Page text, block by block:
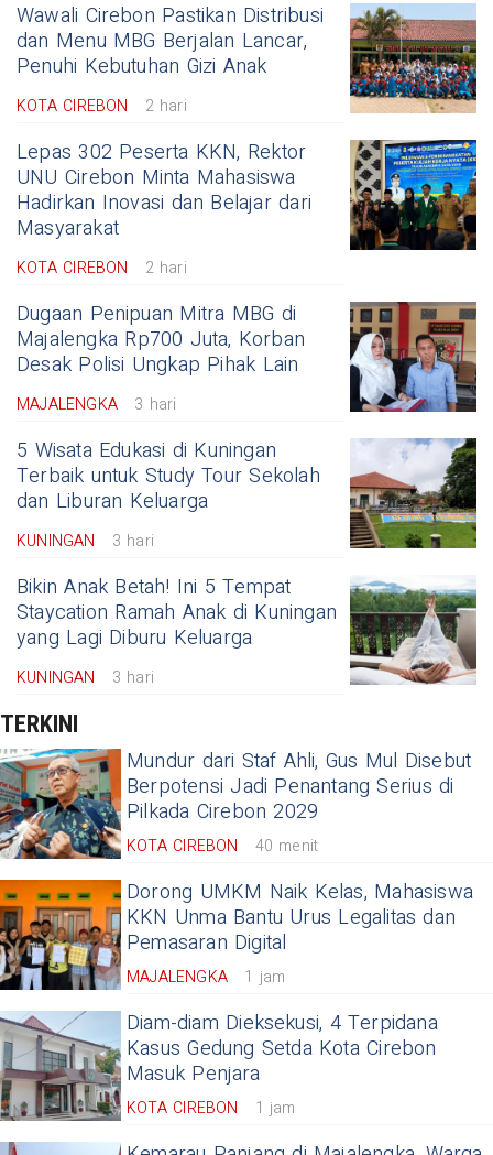
Wawali Cirebon Pastikan Distribusi
dan Menu MBG Berjalan Lancar,
Penuhi Kebutuhan Gizi Anak
KOTA CIREBON 2 hari
Lepas 302 Peserta KKN, Rektor
UNU Cirebon Minta Mahasiswa
Hadirkan Inovasi dan Belajar dari
Masyarakat
KOTA CIREBON 2 hari
Dugaan Penipuan Mitra MBG di
Majalengka Rp700 Juta, Korban
Desak Polisi Ungkap Pihak Lain
MAJALENGKA 3 hari
5 Wisata Edukasi di Kuningan
Terbaik untuk Study Tour Sekolah
dan Liburan Keluarga
KUNINGAN 3 hari
Bikin Anak Betah! Ini 5 Tempat
Staycation Ramah Anak di Kuningan
yang Lagi Diburu Keluarga
KUNINGAN 3 hari
TERKINI
Mundur dari Staf Ahli, Gus Mul Disebut
Berpotensi Jadi Penantang Serius di
Pilkada Cirebon 2029
KOTA CIREBON 40 menit
Dorong UMKM Naik Kelas, Mahasiswa
KKN Unma Bantu Urus Legalitas dan
Pemasaran Digital
MAJALENGKA 1 jam
Diam-diam Dieksekusi, 4 Terpidana
Kasus Gedung Setda Kota Cirebon
Masuk Penjara
KOTA CIREBON 1 jam